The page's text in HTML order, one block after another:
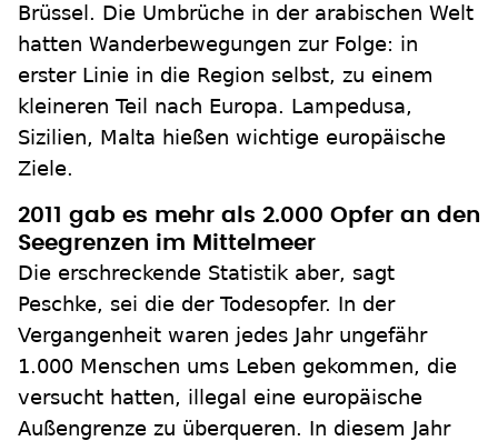
Brüssel. Die Umbrüche in der arabischen Welt
hatten Wanderbewegungen zur Folge: in
erster Linie in die Region selbst, zu einem
kleineren Teil nach Europa. Lampedusa,
Sizilien, Malta hießen wichtige europäische
Ziele.
2011 gab es mehr als 2.000 Opfer an den
Seegrenzen im Mittelmeer
Die erschreckende Statistik aber, sagt
Peschke, sei die der Todesopfer. In der
Vergangenheit waren jedes Jahr ungefähr
1.000 Menschen ums Leben gekommen, die
versucht hatten, illegal eine europäische
Außengrenze zu überqueren. In diesem Jahr